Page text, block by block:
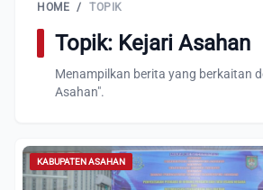
HOME / TOPIK
Topik: Kejari Asahan
Menampilkan berita yang berkaitan
Asahan".
KABUPATEN ASAHAN